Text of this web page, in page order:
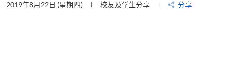
2019年8月22日 (星期四) 校友及学生分享 分享